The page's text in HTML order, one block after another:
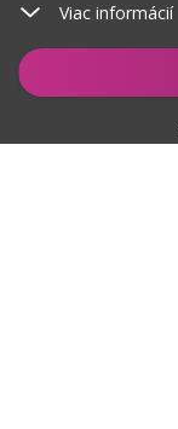
Viac informácií